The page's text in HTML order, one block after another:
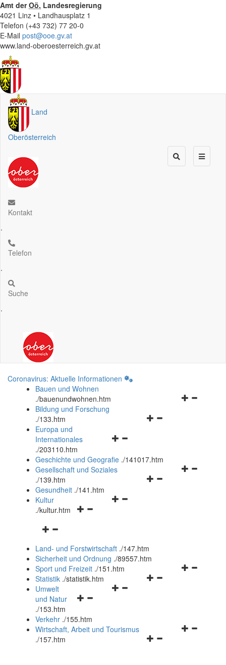
Amt derOö. Landesregierung
4021 Linz • Landhausplatz 1
Telefon (+43 732) 77 20-0
E-Mail post@ooe.gv.at
www.land-oberoesterreich.gv.at
Land
Oberösterreich
Kontakt
.
Telefon
.
Suche
.
Coronavirus: Aktuelle Informationen
Bauen und Wohnen
./bauenundwohnen.htm
Navigationsmenü
Bildung und Forschung
./133.htm
Navigationsmenü
und
schließen
Europa und
Internationales
./203110.htm
Geschichte und Geografie ./141017.htm
Navigationsmenü
Gesellschaft und Soziales
./139.htm
Navigationsmenü
Gesundheit ./141.htm
Navigationsmenü
Kultur
./kultur.htm
Navigationsmenü
und
schließen
Land- und Forstwirtschaft ./147.htm
Sicherheit und Ordnung ./89557.htm
Navigationsmenü
Sport und Freizeit ./151.htm
Navigationsmenü
Statistik ./statistik.htm
Navigationsmenü
und
schließen
Umwelt
und Natur
./153.htm
Verkehr ./155.htm
Navigationsmenü
Wirtschaft, Arbeit und Tourismus
./157.htm